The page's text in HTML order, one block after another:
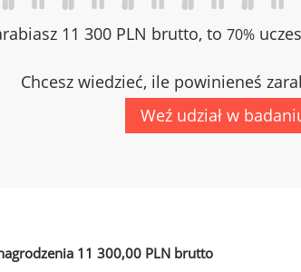
11 300 PLN brutto, to 70%
Chcesz wiedzieć, ile powinieneś
Weź udział w
11 300,00 PLN brutto